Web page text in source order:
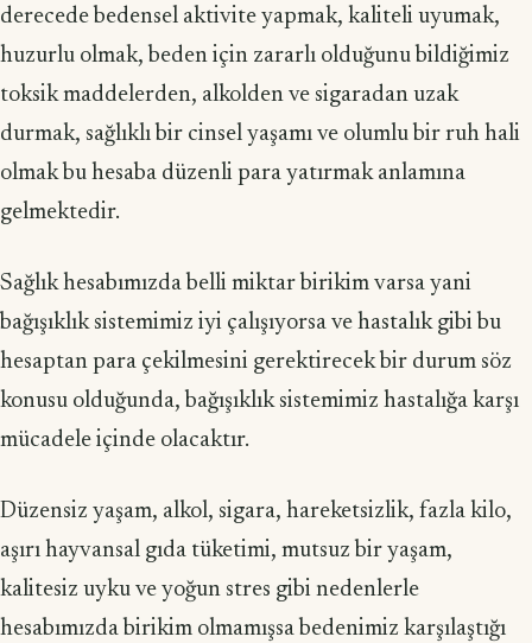
derecede bedensel aktivite yapmak, kaliteli uyumak,
huzurlu olmak, beden için zararlı olduğunu bildiğimiz
toksik maddelerden, alkolden ve sigaradan uzak
durmak, sağlıklı bir cinsel yaşamı ve olumlu bir ruh hali
olmak bu hesaba düzenli para yatırmak anlamına
gelmektedir.
Sağlık hesabımızda belli miktar birikim varsa yani
bağışıklık sistemimiz iyi çalışıyorsa ve hastalık gibi bu
hesaptan para çekilmesini gerektirecek bir durum söz
konusu olduğunda, bağışıklık sistemimiz hastalığa karşı
mücadele içinde olacaktır.
Düzensiz yaşam, alkol, sigara, hareketsizlik, fazla kilo,
aşırı hayvansal gıda tüketimi, mutsuz bir yaşam,
kalitesiz uyku ve yoğun stres gibi nedenlerle
hesabımızda birikim olmamışsa bedenimiz karşılaştığı